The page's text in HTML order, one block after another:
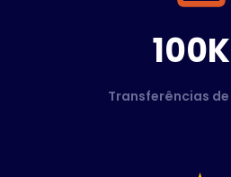
Transferências